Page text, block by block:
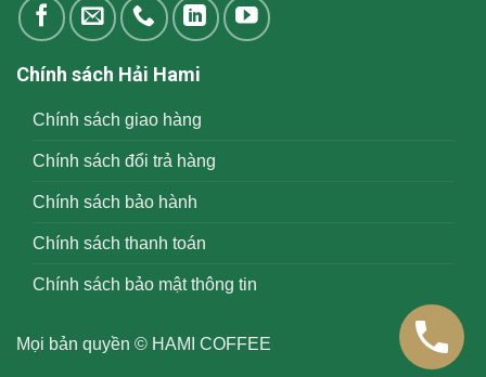
Chính sách Hải Hami
Chính sách giao hàng
Chính sách đổi trả hàng
Chính sách bảo hành
Chính sách thanh toán
Chính sách bảo mật thông tin
Mọi bản quyền © HAMI COFFEE